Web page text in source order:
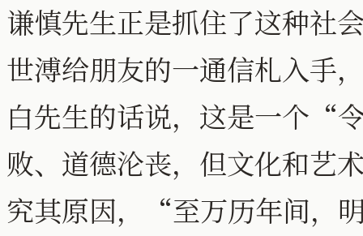
谦慎先生正是抓住了这种
世溥给朋友的一通信札入手
白先生的话说，这是一个“
败、道德沦丧，但文化和艺
究其原因，“至万历年间，